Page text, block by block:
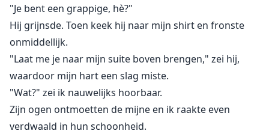
"Je bent een grappige, hè?"
Hij grijnsde. Toen keek hij naar mijn shirt en fronste
onmiddellijk.
"Laat me je naar mijn suite boven brengen," zei hij,
waardoor mijn hart een slag miste.
"Wat?" zei ik nauwelijks hoorbaar.
Zijn ogen ontmoetten de mijne en ik raakte even
verdwaald in hun schoonheid.